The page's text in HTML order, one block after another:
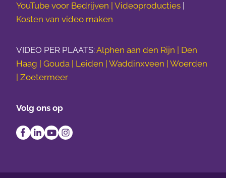
YouTube voor Bedrijven | Videoproducties
Kosten van video maken
VIDEO PER PLAATS: Alphen aan den Rijn | Den
Haag | Gouda | Leiden | Waddinxveen | Woerden
| Zoetermeer
Volg ons op